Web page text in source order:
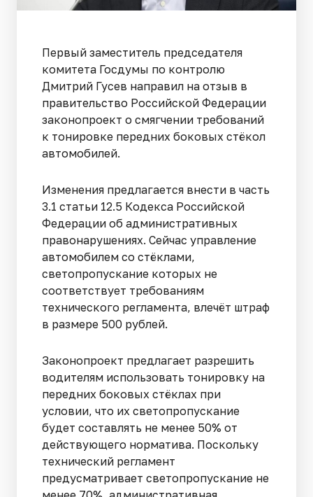
Первый заместитель председателя
комитета Госдумы по контролю
Дмитрий Гусев направил на отзыв в
правительство Российской Федерации
законопроект о смягчении требований
к тонировке передних боковых стёкол
автомобилей.
Изменения предлагается внести в часть
3.1 статьи 12.5 Кодекса Российской
Федерации об административных
правонарушениях. Сейчас управление
автомобилем со стёклами,
светопропускание которых не
соответствует требованиям
технического регламента, влечёт штраф
в размере 500 рублей.
Законопроект предлагает разрешить
водителям использовать тонировку на
передних боковых стёклах при
условии, что их светопропускание
будет составлять не менее 50% от
действующего норматива. Поскольку
технический регламент
предусматривает светопропускание не